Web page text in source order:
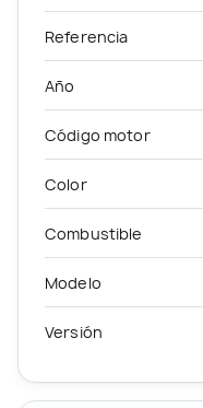
Referencia
Año
Código motor
Color
Combustible
Modelo
Versión